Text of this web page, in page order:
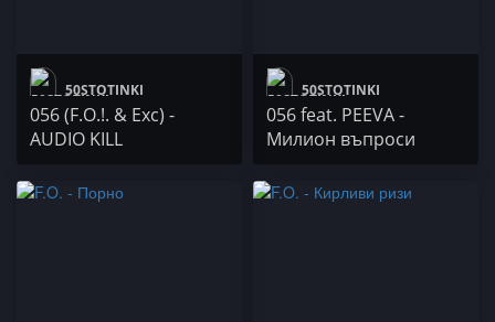
50STOTINKI
056 (F.O.!. & Exc) -
AUDIO KILL
50STOTINKI
056 feat. PEEVA -
Милион въпроси